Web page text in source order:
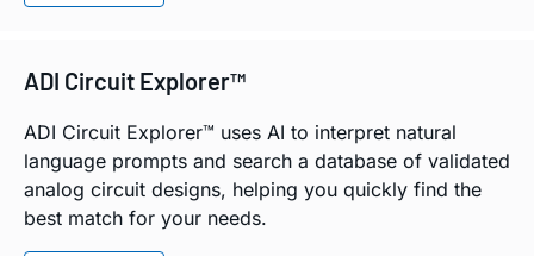
ADI Circuit Explorer™
ADI Circuit Explorer™ uses AI to interpret natural
language prompts and search a database of validated
analog circuit designs, helping you quickly find the
best match for your needs.